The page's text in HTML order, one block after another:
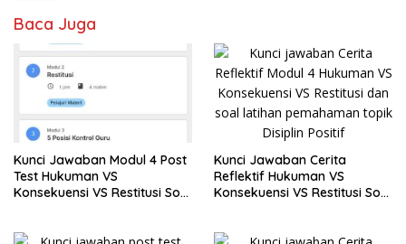
Baca Juga
Kunci Jawaban Modul 4 Post
Test Hukuman VS
Konsekuensi VS Restitusi Soal
Kunci Jawaban Cerita
Reflektif Hukuman VS
Konsekuensi VS Restitusi Soal